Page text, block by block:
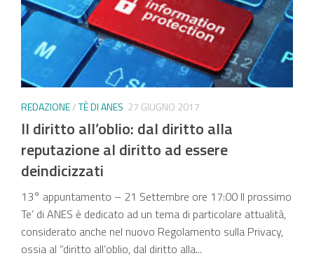
REDAZIONE/TÈ DI ANES 27 GIUGNO 2017
Il diritto all’oblio: dal diritto alla
reputazione al diritto ad essere
deindicizzati
13° appuntamento – 21 Settembre ore 17:00 Il prossimo
Te’ di ANES è dedicato ad un tema di particolare attualità,
considerato anche nel nuovo Regolamento sulla Privacy,
ossia al “diritto all’oblio, dal diritto alla...